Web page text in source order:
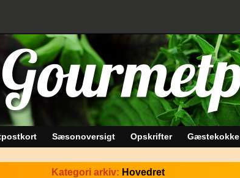
Sæsonoversigt Opskrifter Gæstekokke
Kategori arkiv: Hovedret